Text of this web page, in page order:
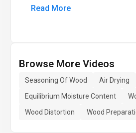
Read More
Browse More Videos
Seasoning Of Wood Air Drying
Equilibrium Moisture Content
Wood Distortion
Wood